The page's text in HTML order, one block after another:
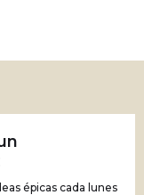
épicas cada lunes